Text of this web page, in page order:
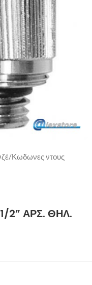
/Κωδωνες ντους
2” ΑΡΣ. ΘΗΛ.